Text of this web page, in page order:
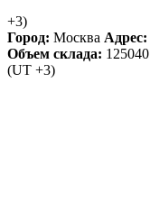
+3)
Город: Москва Адрес:
Объем склада: 125040
(UT +3)